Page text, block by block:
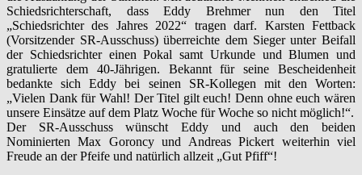
Schiedsrichterschaft, dass Eddy Brehmer nun den Titel
„Schiedsrichter des Jahres 2022“ tragen darf. Karsten Fettback
(Vorsitzender SR-Ausschuss) überreichte dem Sieger unter Beifall
der Schiedsrichter einen Pokal samt Urkunde und Blumen und
gratulierte dem 40-Jährigen. Bekannt für seine Bescheidenheit
bedankte sich Eddy bei seinen SR-Kollegen mit den Worten:
„Vielen Dank für Wahl! Der Titel gilt euch! Denn ohne euch wären
unsere Einsätze auf dem Platz Woche für Woche so nicht möglich!“.
Der SR-Ausschuss wünscht Eddy und auch den beiden
Nominierten Max Goroncy und Andreas Pickert weiterhin viel
Freude an der Pfeife und natürlich allzeit „Gut Pfiff“!